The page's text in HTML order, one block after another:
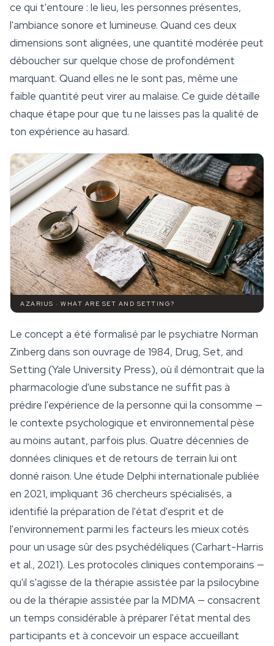
ce qui t'entoure : le lieu, les personnes présentes,
l'ambiance sonore et lumineuse. Quand ces deux
dimensions sont alignées, une quantité modérée peut
déboucher sur quelque chose de profondément
marquant. Quand elles ne le sont pas, même une
faible quantité peut virer au malaise. Ce guide détaille
chaque étape pour que tu ne laisses pas la qualité de
ton expérience au hasard.
AZARIUS · WHAT ARE SET AND SETTING?
Le concept a été formalisé par le psychiatre Norman
Zinberg dans son ouvrage de 1984, Drug, Set, and
Setting (Yale University Press), où il démontrait que la
pharmacologie d'une substance ne suffit pas à
prédire l'expérience de la personne qui la consomme —
le contexte psychologique et environnemental pèse
au moins autant, parfois plus. Quatre décennies de
données cliniques et de retours de terrain lui ont
donné raison. Une étude Delphi internationale publiée
en 2021, impliquant 36 chercheurs spécialisés, a
identifié la préparation de l'état d'esprit et de
l'environnement parmi les facteurs les mieux cotés
pour un usage sûr des psychédéliques (Carhart-Harris
et al., 2021). Les protocoles cliniques contemporains —
qu'il s'agisse de la thérapie assistée par la psilocybine
ou de la thérapie assistée par la MDMA — consacrent
un temps considérable à préparer l'état mental des
participants et à concevoir un espace accueillant